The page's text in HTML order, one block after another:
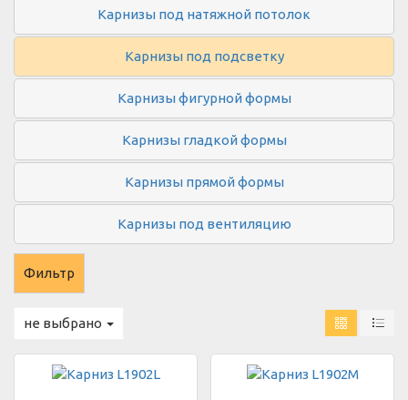
Карнизы под натяжной потолок
Карнизы под подсветку
Карнизы фигурной формы
Карнизы гладкой формы
Карнизы прямой формы
Карнизы под вентиляцию
не выбрано